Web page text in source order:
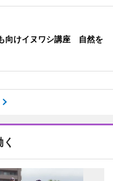
向けイヌワシ講座 自然を